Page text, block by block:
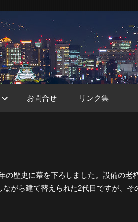
お問合せ リンク集
の歴史に幕を下ろしました。設備の老
がら建て替えられた2代目ですが、そ